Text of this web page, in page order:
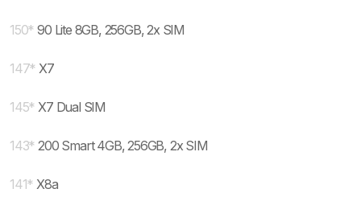
150* 90 Lite 8GB, 256GB, 2x SIM
147* X7
145* X7 Dual SIM
143* 200 Smart 4GB, 256GB, 2x SIM
141* X8a